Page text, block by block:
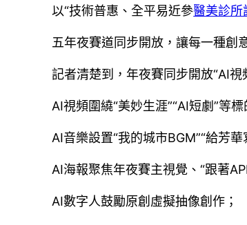
以“技術普惠、全平易近參醫美診所
五年夜賽道同步開放，讓每一種創
記者清楚到，年夜賽同步開放“AI
AI視頻圍繞“美妙生涯”“AI短劇”等
AI音樂設置“我的城市BGM”“給芳華
AI海報聚焦年夜賽主視覺、“跟著
AI數字人鼓勵原創虛擬抽像創作；